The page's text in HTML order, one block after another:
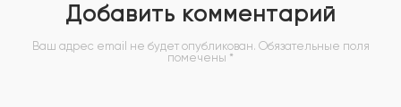
Добавить комментарий
Ваш адрес email не будет опубликован. Обязательные поля
помечены *